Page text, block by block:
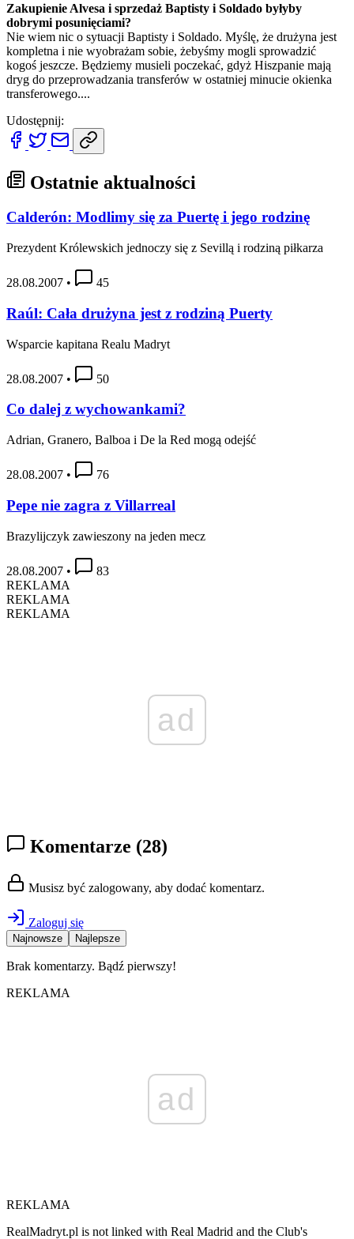
Zakupienie Alvesa i sprzedaż Baptisty i Soldado byłyby
dobrymi posunięciami?
Nie wiem nic o sytuacji Baptisty i Soldado. Myślę, że drużyna jest
kompletna i nie wyobrażam sobie, żebyśmy mogli sprowadzić
kogoś jeszcze. Będziemy musieli poczekać, gdyż Hiszpanie mają
dryg do przeprowadzania transferów w ostatniej minucie okienka
transferowego....
Udostępnij:
Ostatnie aktualności
Calderón: Modlimy się za Puertę i jego rodzinę
Prezydent Królewskich jednoczy się z Sevillą i rodziną piłkarza
28.08.2007 • 45
Raúl: Cała drużyna jest z rodziną Puerty
Wsparcie kapitana Realu Madryt
28.08.2007 • 50
Co dalej z wychowankami?
Adrian, Granero, Balboa i De la Red mogą odejść
28.08.2007 • 76
Pepe nie zagra z Villarreal
Brazylijczyk zawieszony na jeden mecz
28.08.2007 •
83
REKLAMA
REKLAMA
REKLAMA
ad
Komentarze (28)
Musisz być zalogowany, aby dodać komentarz.
Zaloguj się
Najnowsze Najlepsze
Brak komentarzy. Bądź pierwszy!
REKLAMA
ad
REKLAMA
RealMadryt.pl is not linked with Real Madrid and the Club's